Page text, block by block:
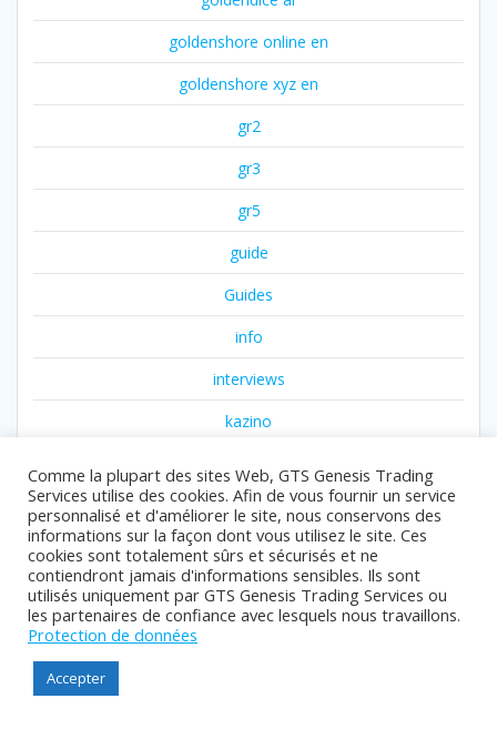
goldenshore online en
goldenshore xyz en
gr2
gr3
gr5
guide
Guides
info
interviews
kazino
luckydraft xyz ar
media
media111
Comme la plupart des sites Web, GTS Genesis Trading
Services utilise des cookies. Afin de vous fournir un service
personnalisé et d'améliorer le site, nous conservons des
informations sur la façon dont vous utilisez le site. Ces
cookies sont totalement sûrs et sécurisés et ne
contiendront jamais d'informations sensibles. Ils sont
utilisés uniquement par GTS Genesis Trading Services ou
les partenaires de confiance avec lesquels nous travaillons.
Protection de données
Accepter